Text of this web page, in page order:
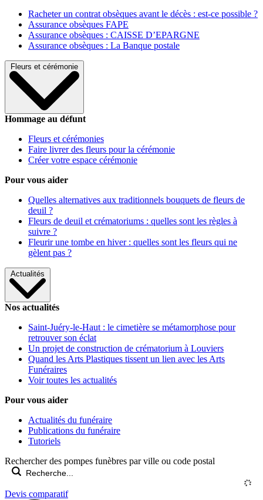
Racheter un contrat obsèques avant le décès : est-ce possible ?
Assurance obsèques FAPE
Assurance obsèques : CAISSE D’EPARGNE
Assurance obsèques : La Banque postale
Fleurs et cérémonie
Hommage au défunt
Fleurs et cérémonies
Faire livrer des fleurs pour la cérémonie
Créer votre espace cérémonie
Pour vous aider
Quelles alternatives aux traditionnels bouquets de fleurs de
deuil ?
Fleurs de deuil et crématoriums : quelles sont les règles à
suivre ?
Fleurir une tombe en hiver : quelles sont les fleurs qui ne
gèlent pas ?
Actualités
Nos actualités
Saint-Juéry-le-Haut : le cimetière se métamorphose pour
retrouver son éclat
Un projet de construction de crématorium à Louviers
Quand les Arts Plastiques tissent un lien avec les Arts
Funéraires
Voir toutes les actualités
Pour vous aider
Actualités du funéraire
Publications du funéraire
Tutoriels
Rechercher des pompes funèbres par ville ou code postal
Devis comparatif